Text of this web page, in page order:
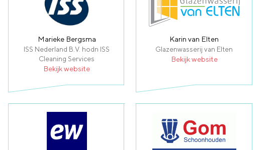
Marieke Bergsma
ISS Nederland B.V. hodn ISS
Cleaning Services
Bekijk website
Karin van Elten
Glazenwasserij van Elten
Bekijk website